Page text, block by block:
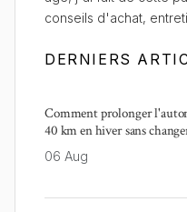
conseils d'achat,
DERNIERS
Comment prolonger
40 km en hiver sans
06 Aug